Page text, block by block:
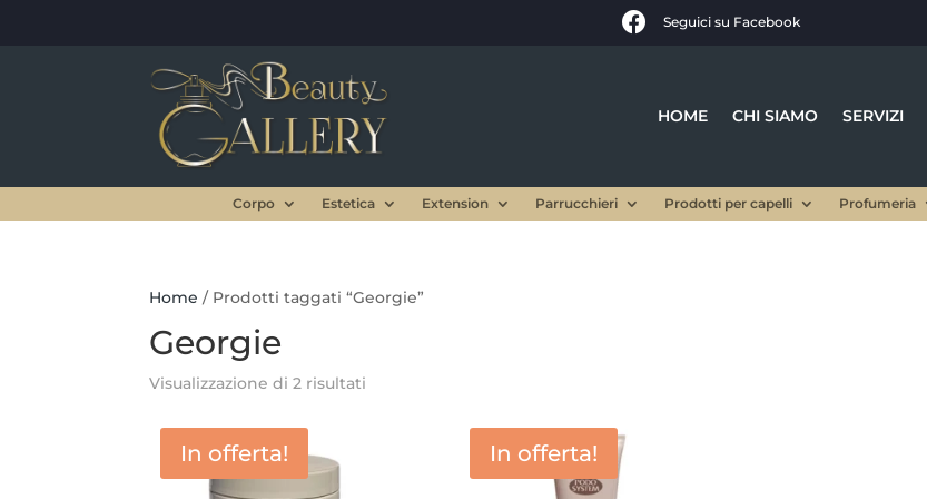
 Seguici su Facebook
HOME CHI SIAMO SERVIZI
Corpo Estetica Extension Parrucchieri Prodotti per capelli Profumeria
Home / Prodotti taggati “Georgie”
Georgie
Visualizzazione di 2 risultati
In offerta! In offerta!